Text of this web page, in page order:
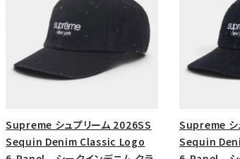
コラボレーションブ
人気ワード
Tシャツ・ロングスリーブ
キャ
パーカー・クルーネック
ショ
Supreme シュプリーム 2026SS
Sequin Denim Classic Logo
Supreme シ
Sequin